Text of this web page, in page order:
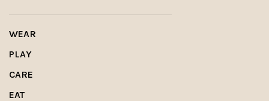
WEAR
PLAY
CARE
EAT